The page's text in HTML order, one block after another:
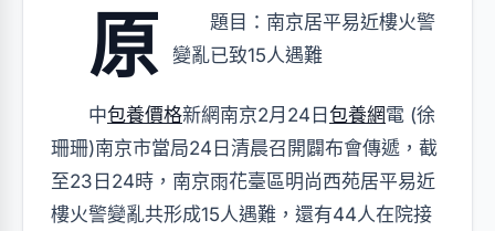
原
題目：南京居平易近樓火警
變亂已致15人遇難
中包養價格新網南京2月24日 包養網電 (徐
珊珊)南京市當局24日清晨召開闢布會傳遞，截
至23日24時，南京雨花臺區明尚西苑居平易近
樓火警變亂共形成15人遇難，還有44人在院接